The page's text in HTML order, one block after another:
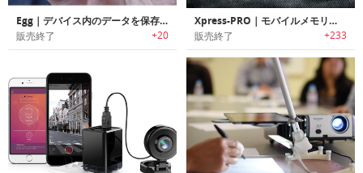
Egg｜デバイス内のデータを保存/共有/保護可能なパーソナルウェブデバイス「エッグ」
販売終了 +20
Xpress-PRO｜モバイルメモリー/充電ステーション「エクスプレスプロ」
販売終了 +233